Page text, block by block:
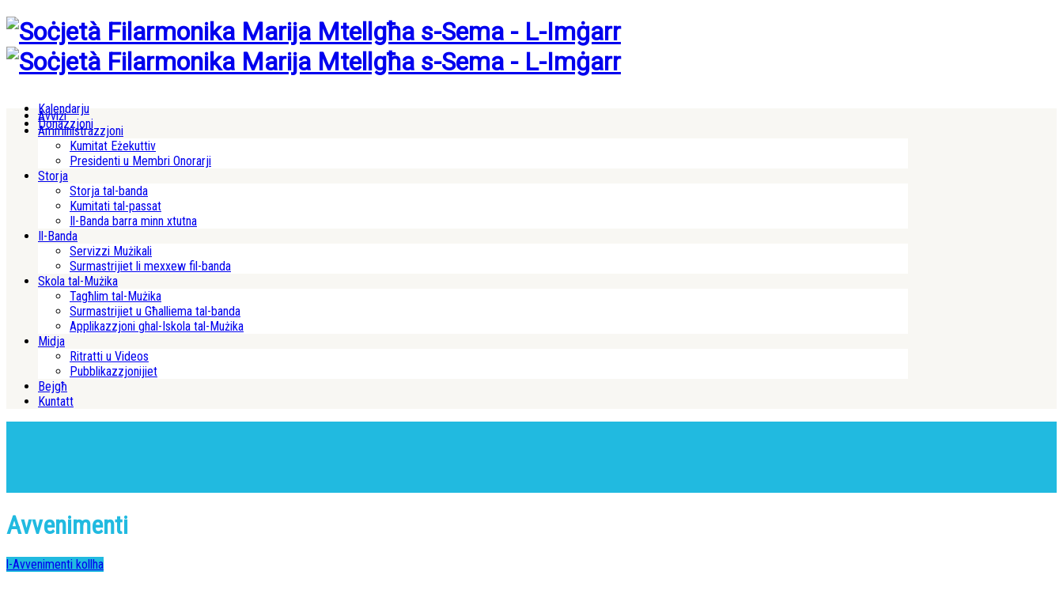
Kalendarju
Donazzjoni
Avviżi
Amministrazzjoni
Kumitat Eżekuttiv
Presidenti u Membri Onorarji
Storja
Storja tal-banda
Kumitati tal-passat
Il-Banda barra minn xtutna
Il-Banda
Servizzi Mużikali
Surmastrijiet li mexxew fil-banda
Skola tal-Mużika
Tagħlim tal-Mużika
Surmastrijiet u Għalliema tal-banda
Applikazzjoni ghal-Iskola tal-Mużika
Midja
Ritratti u Videos
Pubblikazzjonijiet
Bejgħ
Kuntatt
Avvenimenti
l-Avvenimenti kollha